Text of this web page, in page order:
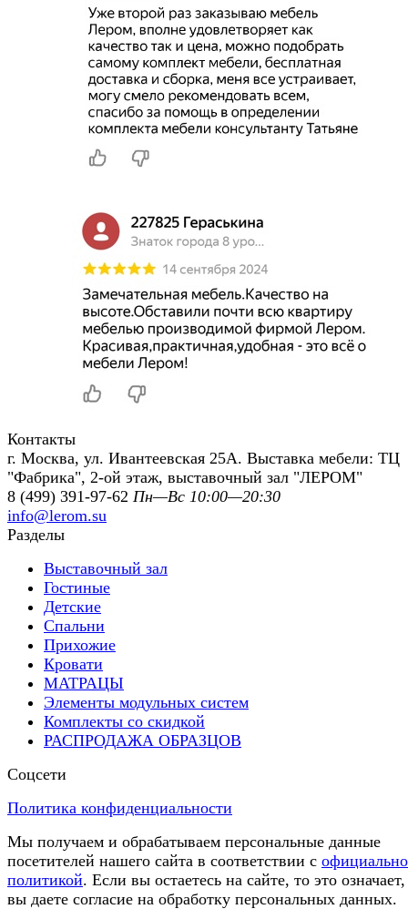
Контакты
г. Москва, ул. Ивантеевская 25А. Выставка мебели: ТЦ
"Фабрика", 2-ой этаж, выставочный зал "ЛЕРОМ"
8 (499) 391-97-62 Пн—Вс 10:00—20:30
info@lerom.su
Разделы
Выставочный зал
Гостиные
Детские
Спальни
Прихожие
Кровати
МАТРАЦЫ
Элементы модульных систем
Комплекты со скидкой
РАСПРОДАЖА ОБРАЗЦОВ
Соцсети
Политика конфиденциальности
Мы получаем и обрабатываем персональные данные
посетителей нашего сайта в соответствии с
политикой. Если вы остаетесь на сайте, то это
вы даете согласие на обработку персональных данных.